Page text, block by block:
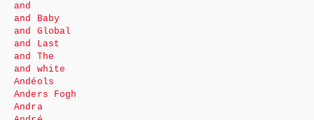
and
and Baby
and Global
and Last
and The
and white
Andéols
Anders Fogh
Andra